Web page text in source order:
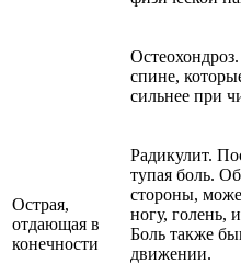
Острая,
отдающая в
конечности
спине,
сильнее при
Радикулит.
тупая боль.
стороны,
ногу, голень,
Боль также
движении.